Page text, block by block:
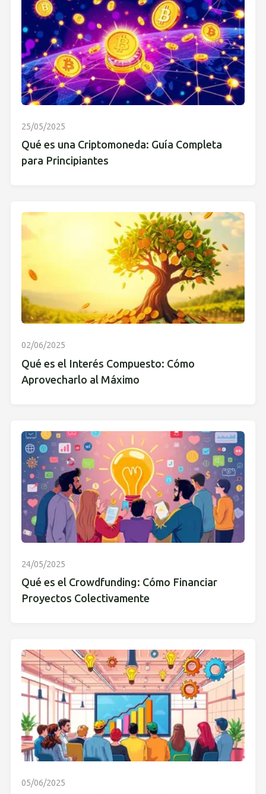
25/05/2025
Qué es una Criptomoneda: Guía Completa
para Principiantes
02/06/2025
Qué es el Interés Compuesto: Cómo
Aprovecharlo al Máximo
24/05/2025
Qué es el Crowdfunding: Cómo Financiar
Proyectos Colectivamente
05/06/2025